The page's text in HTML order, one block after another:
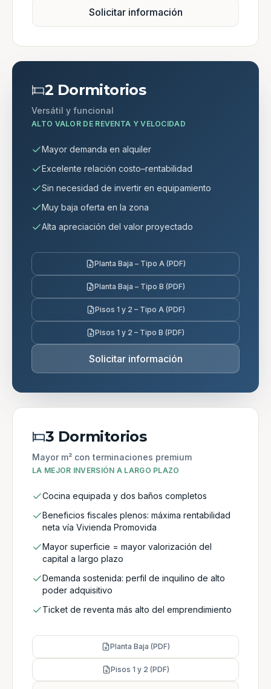
Solicitar información
2 Dormitorios
Versátil y funcional
ALTO VALOR DE REVENTA Y VELOCIDAD
Mayor demanda en alquiler
Excelente relación costo–rentabilidad
Sin necesidad de invertir en equipamiento
Muy baja oferta en la zona
Alta apreciación del valor proyectado
Planta Baja – Tipo A (PDF)
Planta Baja – Tipo B (PDF)
Pisos 1 y 2 – Tipo A (PDF)
Pisos 1 y 2 – Tipo B (PDF)
Solicitar información
3 Dormitorios
Mayor m² con terminaciones premium
LA MEJOR INVERSIÓN A LARGO PLAZO
Cocina equipada y dos baños completos
Beneficios fiscales plenos: máxima rentabilidad
neta vía Vivienda Promovida
Mayor superficie = mayor valorización del
capital a largo plazo
Demanda sostenida: perfil de inquilino de alto
poder adquisitivo
Ticket de reventa más alto del emprendimiento
Planta Baja (PDF)
Pisos 1 y 2 (PDF)